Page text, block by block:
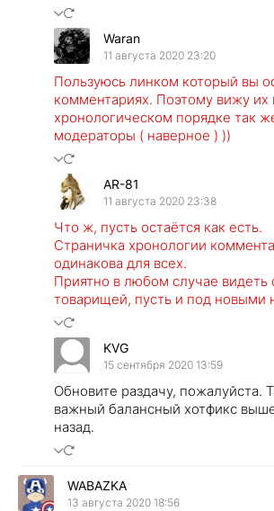
Waran
11 августа 2020 23:20
Пользуюсь линком который вы
комментариях. Поэтому вижу их
хронологическом порядке так
модераторы ( наверное ) ))
AR-81
11 августа 2020 23:38
Что ж, пусть остаётся как есть.
Страничка хронологии
одинакова для всех.
Приятно в любом случае видеть
товарищей, пусть и под новыми
KVG
15 сентября 2020 13:59
Обновите раздачу, пожалуйста.
важный балансный хотфикс
назад.
WABAZKA
13 августа 2020 18:56